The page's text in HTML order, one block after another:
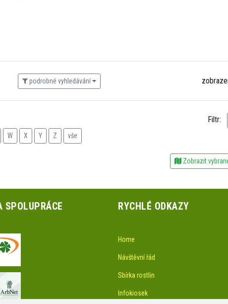
podrobné vyhledávání
W X Y Z vše
Filtr:
Zobrazit
SPOLUPRÁCE RYCHLÉ ODKAZY
Home
Návštěvní řád
Sbírka rostlin
Infokiosek